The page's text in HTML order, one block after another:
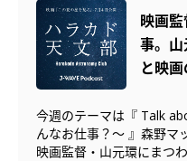
映画
事。
と映画
今週のテーマは『 Talk
んなお仕事？〜 』森野マ
映画監督・山元環にまつ